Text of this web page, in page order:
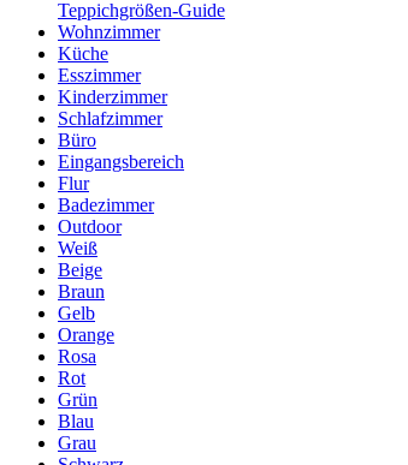
Teppichgrößen-Guide
Wohnzimmer
Küche
Esszimmer
Kinderzimmer
Schlafzimmer
Büro
Eingangsbereich
Flur
Badezimmer
Outdoor
Weiß
Beige
Braun
Gelb
Orange
Rosa
Rot
Grün
Blau
Grau